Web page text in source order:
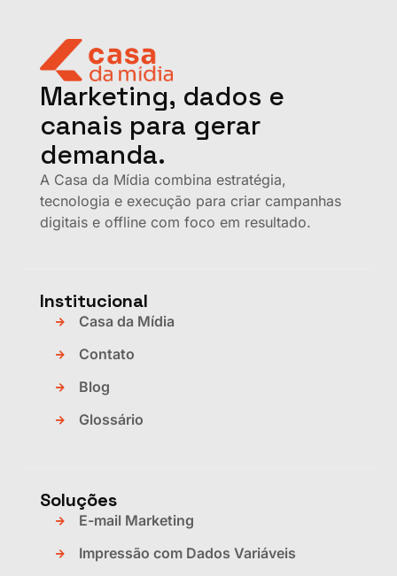
Marketing, dados e
canais para gerar
demanda.
A Casa da Mídia combina estratégia,
tecnologia e execução para criar campanhas
digitais e offline com foco em resultado.
Institucional
Casa da Mídia
Contato
Blog
Glossário
Soluções
E-mail Marketing
Impressão com Dados Variáveis